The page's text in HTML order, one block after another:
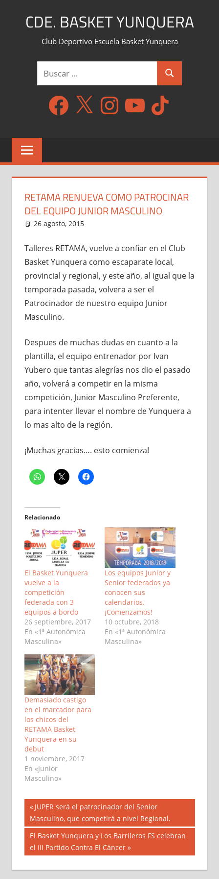
CDE. BASKET YUNQUERA
Club Deportivo Escuela Basket Yunquera
Buscar:
Buscar
Facebook
X InstagramYouTube TikTok
RETAMA RENUEVA COMO PATROCINAR
DEL EQUIPO JUNIOR MASCULINO
26 agosto, 2015
Talleres RETAMA, vuelve a confiar en el Club
Basket Yunquera como escaparate local,
provincial y regional, y este año, al igual que la
temporada pasada, volvera a ser el
Patrocinador de nuestro equipo Junior
Masculino.
Despues de muchas dudas en cuanto a la
plantilla, el equipo entrenador por Ivan
Yubero que tantas alegrías nos dio el pasado
año, volverá a competir en la misma
competición, Junior Masculino Preferente,
para intenter llevar el nombre de Yunquera a
lo mas alto de la región.
¡Muchas gracias…. esto comienza!
Relacionado
El Basket Yunquera
vuelve a la
competición
federada con 3
equipos a bordo
26 septiembre, 2017
En «1ª Autonómica
Masculina»
Los equipos Junior y
Senior federados ya
conocen sus
calendarios.
¡Comenzamos!
10 octubre, 2018
En «1ª Autonómica
Masculina»
Demasiado castigo
en el marcador para
los chicos del
RETAMA Basket
Yunquera en su
debut
1 noviembre, 2017
En «Junior
Masculino»
Navegación
de
entradas
Entrada
anterior:
JUPER será el patrocinador del Senior
Masculino, que competirá a nivel Regional.
Siguiente
entrada:
El Basket Yunquera y Los Barrileros FS celebran
el III Partido Contra El Cáncer